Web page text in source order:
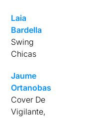
Laia
Bardella
Swing
Chicas
Jaume
Ortanobas
Cover De
Vigilante,